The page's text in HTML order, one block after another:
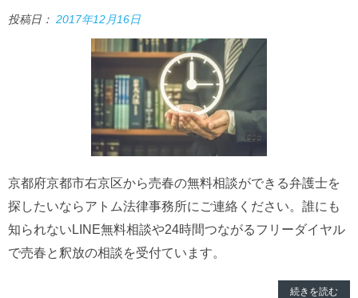
投稿日： 2017年12月16日
京都府京都市右京区から売春の無料相談ができる弁護士を
探したいならアトム法律事務所にご連絡ください。誰にも
知られないLINE無料相談や24時間つながるフリーダイヤル
で売春と釈放の相談を受付ています。
続きを読む